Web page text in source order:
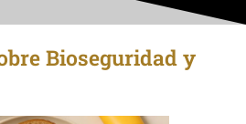
Bioseguridad y